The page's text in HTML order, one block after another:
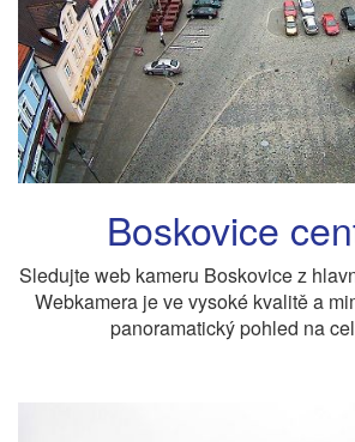
Boskovice
Sledujte web kameru Boskovice z
Webkamera je ve vysoké kvalitě a
panoramatický pohled na